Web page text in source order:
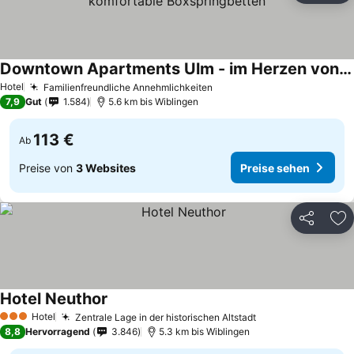
Hotel Familienfreundliche Annehmlichkeiten
Downtown Apartments Ulm - im Herzen von Ulm & komfortable Boxspringbetten
Preise sehen
7,9 Gut 1.584 5.6 km bis Wiblingen
Ab 113 €
Preise von 3 Websites Preise sehen
Teilen
3 SterneHotel Zentrale Lage in der historischen AltstadtPreise sehen
Hotel Neuthor
8,8 Hervorragend 3.846 5.3 km bis Wiblingen